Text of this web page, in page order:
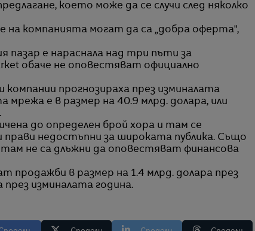
което може да се случи след няколко
на компанията могат да са „добра оферта",
е нараснала над три пъти за
обаче не оповестяват официално
прогнозираха през изминалата
е в размер на 40.9 млрд. долара, или
до определен брой хора и там се
прави недостъпни за широката публика. Също
не са длъжни да оповестяват финансова
продажби в размер на 1.4 млрд. долара през
през изминалата година.